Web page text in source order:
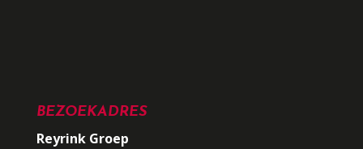
BEZOEKADRES
Reyrink Groep